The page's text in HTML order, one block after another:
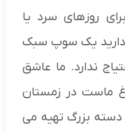
روزهای سرد یا
یک سوپ سبک
ندارد. ما عاشق
ماست در زمستان
بزرگ تهیه می